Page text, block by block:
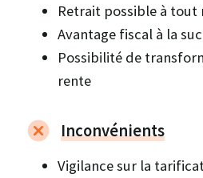
Retrait possible à tout
Avantage fiscal à la
Possibilité de
rente
Inconvénients
Vigilance sur la